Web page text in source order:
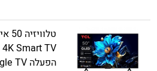
הפעלה Google TV – משלוח חינם